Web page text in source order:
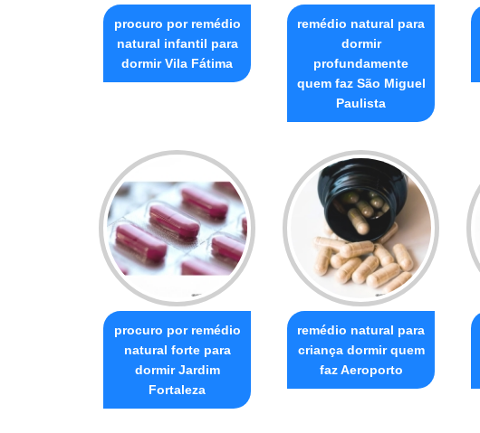
procuro por remédio
natural infantil para
dormir Vila Fátima
remédio natural para
dormir
profundamente
quem faz São Miguel
Paulista
procuro por remédio
natural forte para
dormir Jardim
Fortaleza
remédio natural para
criança dormir quem
faz Aeroporto